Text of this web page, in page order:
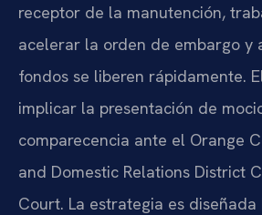
receptor de la manutención,
acelerar la orden de embargo y
fondos se liberen rápidamente.
implicar la presentación de
comparecencia ante el Orange
and Domestic Relations District
Court. La estrategia es diseñada